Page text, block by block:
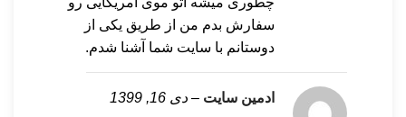
سفارش بدم من از طریق یکی از
دوستانم با سایت شما آشنا شدم.
ادمین سایت – دی 16, 1399